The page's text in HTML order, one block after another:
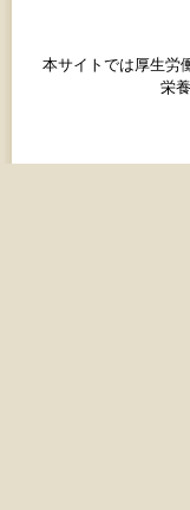
本サイトでは厚生労
栄